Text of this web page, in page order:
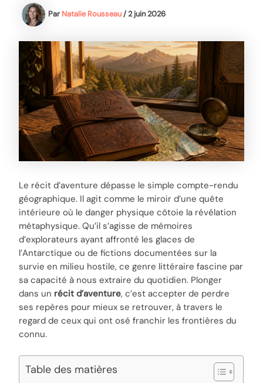
Par Natalie Rousseau/2 juin 2026
Le récit d’aventure dépasse le simple compte-rendu
géographique. Il agit comme le miroir d’une quête
intérieure où le danger physique côtoie la révélation
métaphysique. Qu’il s’agisse de mémoires
d’explorateurs ayant affronté les glaces de
l’Antarctique ou de fictions documentées sur la
survie en milieu hostile, ce genre littéraire fascine par
sa capacité à nous extraire du quotidien. Plonger
dans un récit d’aventure, c’est accepter de perdre
ses repères pour mieux se retrouver, à travers le
regard de ceux qui ont osé franchir les frontières du
connu.
Table des matières